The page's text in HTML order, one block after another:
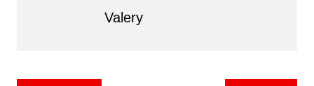
Valery